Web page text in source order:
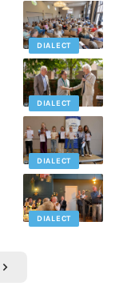
DIALECT
DIALECT
DIALECT
DIALECT